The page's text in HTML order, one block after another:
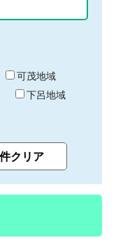
可茂地域
下呂地域